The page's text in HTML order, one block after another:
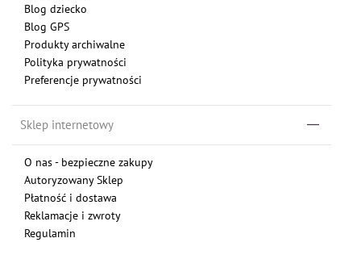
Blog dziecko
Blog GPS
Produkty archiwalne
Polityka prywatności
Preferencje prywatności
Sklep internetowy
O nas - bezpieczne zakupy
Autoryzowany Sklep
Płatność i dostawa
Reklamacje i zwroty
Regulamin